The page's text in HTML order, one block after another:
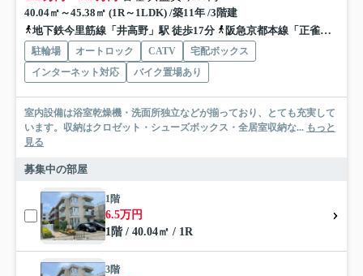
40.04㎡～45.38㎡ (1R～1LDK) /築11年 /3階建
地下鉄今里筋線「井高野」駅 徒歩17分
阪急京都本線「正雀」駅 徒歩19分
駐輪場 オートロック CATV
宅配ボックス
インターネット対応
バイク置場あり
室内設備は浴室乾燥機・洗面所独立などが揃っており、とても充実して
います。収納はクロゼット・シューズボックス・全居室収納な... もっと
見る
募集中の部屋
1階
6.5万円
1階 / 40.04㎡ / 1R
3階